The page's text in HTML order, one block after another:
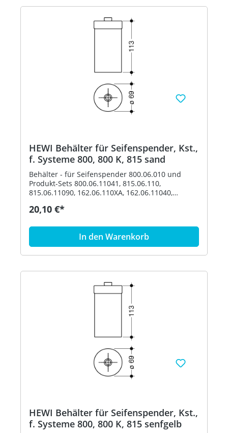
HEWI Behälter für Seifenspender, Kst.,
f. Systeme 800, 800 K, 815 sand
Behälter - für Seifenspender 800.06.010 und
Produkt-Sets 800.06.11041, 815.06.110,
815.06.11090, 162.06.110XA, 162.06.11040,
900.06.00160 und 900.06.001XA - Durchmesser
Polyamid nach HEWI Farbtabelle Artikel: HEWI
20,10 €*
In den Warenkorb
HEWI Behälter für Seifenspender, Kst.,
f. Systeme 800, 800 K, 815 senfgelb